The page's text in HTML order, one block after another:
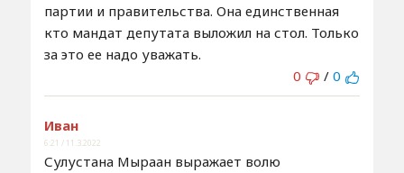
партии и правительства. Она единственная
кто мандат депутата выложил на стол. Только
за это ее надо уважать.
0
/ 0
Иван
6:21 / 11.3.2022
Сулустана Мыраан выражает волю